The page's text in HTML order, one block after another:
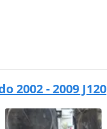
2002 - 2009 J120